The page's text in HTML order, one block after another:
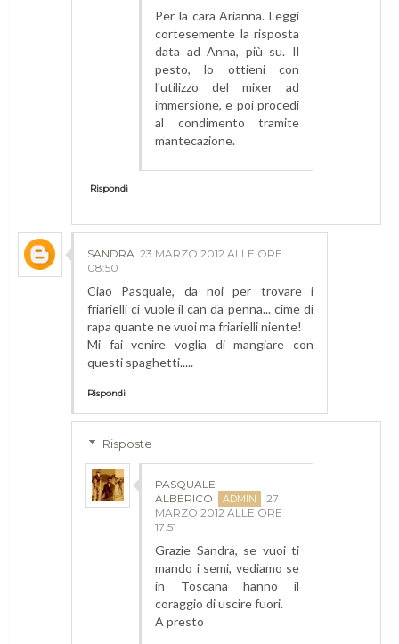
Per la cara Arianna. Leggi
cortesemente la risposta
data ad Anna, più su. Il
pesto, lo ottieni con
l'utilizzo del mixer ad
immersione, e poi procedi
al condimento tramite
mantecazione.
Rispondi
SANDRA 23 MARZO 2012 ALLE ORE
08:50
Ciao Pasquale, da noi per trovare i
friarielli ci vuole il can da penna... cime di
rapa quante ne vuoi ma friarielli niente!
Mi fai venire voglia di mangiare con
questi spaghetti.....
Rispondi
Risposte
PASQUALE
ALBERICO
27
MARZO 2012 ALLE ORE
17:51
Grazie Sandra, se vuoi ti
mando i semi, vediamo se
in Toscana hanno il
coraggio di uscire fuori.
A presto